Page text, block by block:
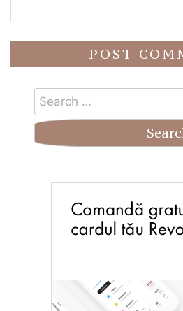
Search
for: